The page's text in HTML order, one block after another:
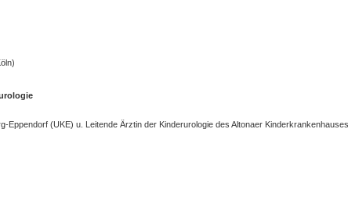
Eppendorf (UKE) u. Leitende Ärztin der Kinderurologie des Altonaer Kinderkrankenhauses